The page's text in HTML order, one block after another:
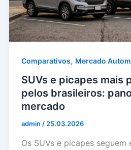
Comparativos, Mercado
SUVs e picapes mais
pelos brasileiros:
mercado
admin/25.03.2026
Os SUVs e picapes seguem